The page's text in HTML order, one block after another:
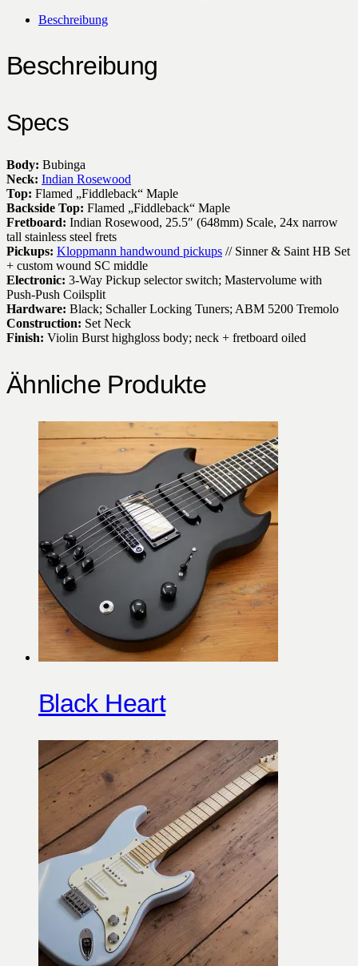
Beschreibung
Beschreibung
Specs
Body: Bubinga
Neck: Indian Rosewood
Top: Flamed „Fiddleback“ Maple
Backside Top: Flamed „Fiddleback“ Maple
Fretboard: Indian Rosewood, 25.5″ (648mm) Scale, 24x narrow
tall stainless steel frets
Pickups: Kloppmann handwound pickups // Sinner & Saint HB Set
+ custom wound SC middle
Electronic: 3-Way Pickup selector switch; Mastervolume with
Push-Push Coilsplit
Hardware: Black; Schaller Locking Tuners; ABM 5200 Tremolo
Construction: Set Neck
Finish: Violin Burst highgloss body; neck + fretboard oiled
Ähnliche Produkte
Black Heart